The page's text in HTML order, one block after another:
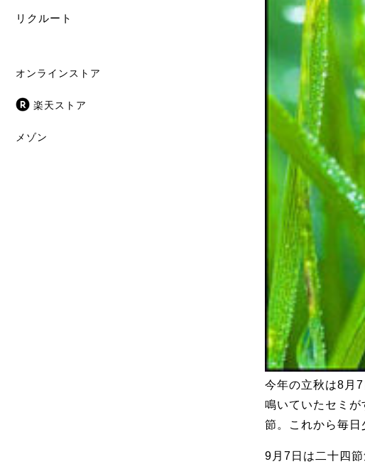
リクルート
オンラインストア
楽天ストア
メゾン
今年の立秋は8月
鳴いていたセミ
節。これから毎日
9月7日は二十四